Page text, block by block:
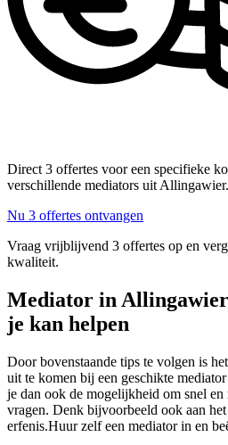
Direct 3 offertes voor een specifieke
verschillende mediators uit Allingawier.
Nu 3 offertes ontvangen
Vraag vrijblijvend 3 offertes op en
kwaliteit.
Mediator in Allingawier
je kan helpen
Door bovenstaande tips te volgen is
uit te komen bij een geschikte
je dan ook de mogelijkheid om snel
vragen. Denk bijvoorbeeld ook aan
erfenis.Huur zelf een mediator in en